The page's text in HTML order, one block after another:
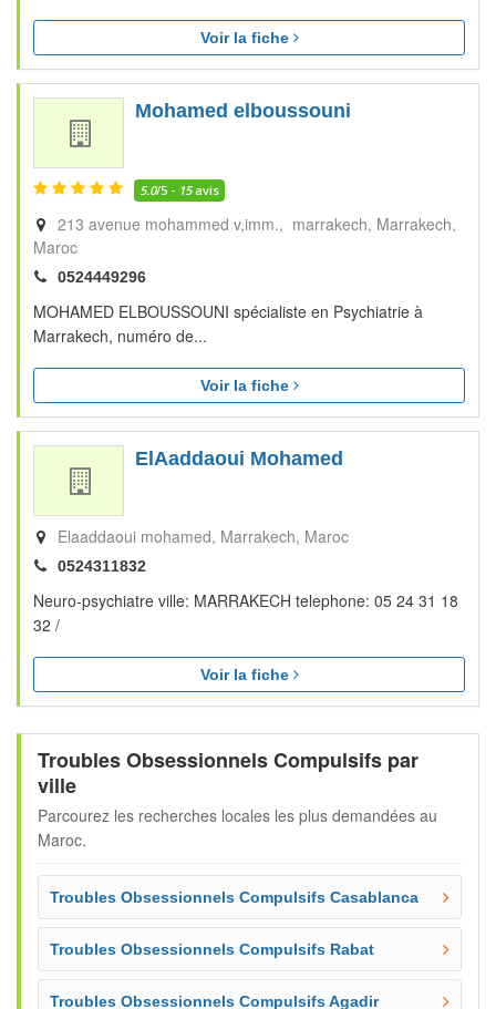
Voir la fiche
Mohamed elboussouni
5.0/5 - 15avis
213 avenue mohammed v,imm., marrakech Marrakech
Maroc
0524449296
MOHAMED ELBOUSSOUNI spécialiste en Psychiatrie à
Marrakech, numéro de...
Voir la fiche
ElAaddaoui Mohamed
Elaaddaoui mohamed Marrakech Maroc
0524311832
Neuro-psychiatre ville: MARRAKECH telephone: 05 24 31 18
32 /
Voir la fiche
Troubles Obsessionnels Compulsifs par
ville
Parcourez les recherches locales les plus demandées au
Maroc.
Troubles Obsessionnels Compulsifs Casablanca
Troubles Obsessionnels Compulsifs Rabat
Troubles Obsessionnels Compulsifs Agadir